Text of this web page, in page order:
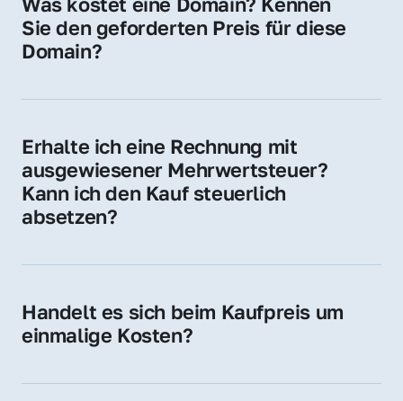
Adressen oder als digitale Investition.
Sie den geforderten Preis für diese
Domain?
Domain liegt ein konkreter Kaufpreis vor –
unverbindliches Angebot.
Erhalte ich eine Rechnung mit
ausgewiesener Mehrwertsteuer?
Kann ich den Kauf steuerlich
absetzen?
Für Unternehmen ist der Kauf in der Regel
Handelt es sich beim Kaufpreis um
einmalige Kosten?
späteren Betrieb der Domain (z. B. beim